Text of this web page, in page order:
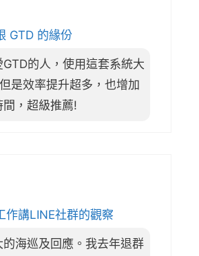
GTD 的緣份
的人，使用這套系統大
是效率提升超多，也增加
，超級推薦!
作講LINE社群的觀察
的海巡及回應。我去年退群